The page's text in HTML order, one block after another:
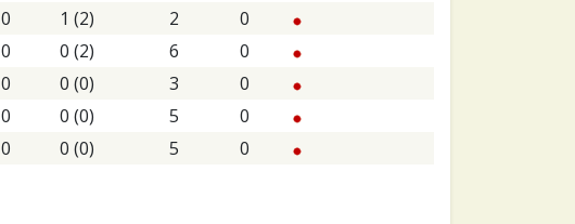
0 1 (2) 2
0
0 0 (2) 6
0
0 0 (0) 3
0
0 0 (0) 5
0
0 0 (0) 5 0